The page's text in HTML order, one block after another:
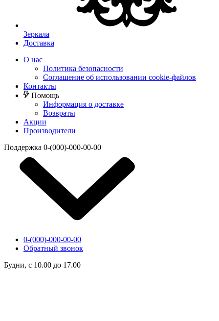
Зеркала
Доставка
О нас
Политика безопасности
Соглашение об использовании cookie-файлов
Контакты
Помощь
Информация о доставке
Возвраты
Акции
Производители
Поддержка 0-(000)-000-00-00
0-(000)-000-00-00
Обратный звонок
Будни, с 10.00 до 17.00